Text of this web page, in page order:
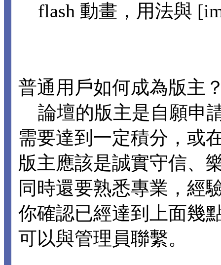
flash 動畫，用法與
普通用戶如何成為版主
論壇的版主是自願申
需要達到一定積分，或
版主應該是誠實守信、
同時還要熟悉專業，經
你確認已經達到上面幾
可以與管理員聯繫。